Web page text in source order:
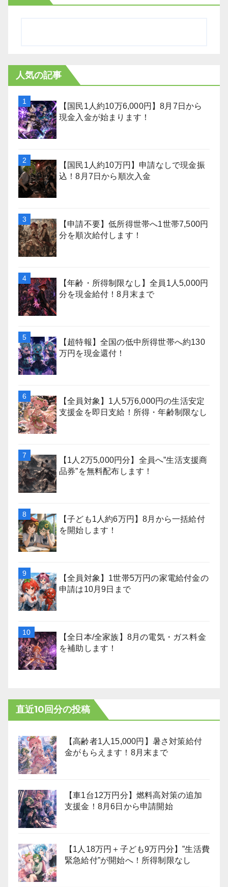
人気の記事
【国民1人約10万6,000円】8月7日から
現金入金が始まります！
【国民1人約10万円】申請なしで現金振
込！8月7日から順次入金
【申請不要】低所得世帯へ1世帯7,500円
分を順次給付します！
【年齢・所得制限なし】全員1人5,000円
分を現金給付！8月末まで
【超特報】全国の低中所得世帯へ約130
万円を現金還付！
【全員対象】1人5万6,000円の生活安定
支援金を即日支給！所得・年齢制限なし
【1人2万5,000円分】全員へ”生活支援商
品券”を無料配布します！
【子ども1人約6万円】8月から一括給付
を開始します！
【全員対象】1世帯5万円の家電給付金の
申請は10月9日まで
【全日本/全家族】8月の電気・ガス料金
を補助します！
直近10回分の投稿
【高齢者1人15,000円】暑さ対策給付
金がもらえます！8月末まで
【車1台12万円分】燃料高対策の追加
支援金！8月6日から申請開始
【1人18万円＋子ども9万円分】”生活費
緊急給付”が開始へ！所得制限なし